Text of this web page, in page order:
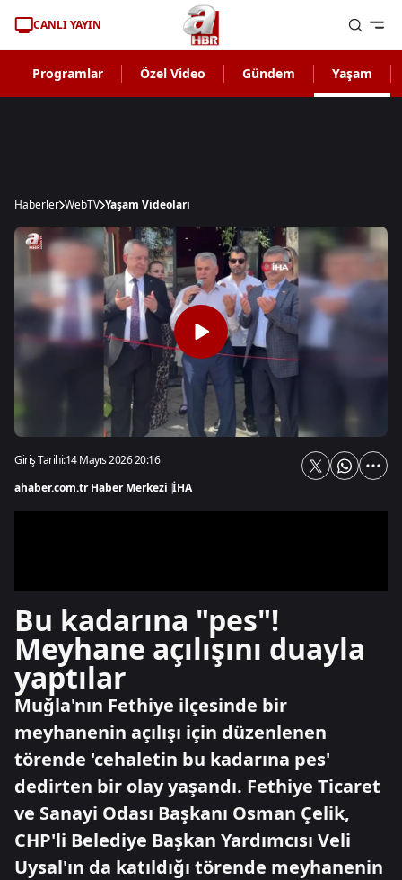
CANLI YAYIN
Programlar Özel Video Gündem Yaşam
Haberler WebTV Yaşam Videoları
Giriş Tarihi:14 Mayıs 2026 20:16
ahaber.com.tr Haber Merkezi |İHA
Bu kadarına "pes"!
Meyhane açılışını duayla
yaptılar
Muğla'nın Fethiye ilçesinde bir
meyhanenin açılışı için düzenlenen
törende 'cehaletin bu kadarına pes'
dedirten bir olay yaşandı. Fethiye Ticaret
ve Sanayi Odası Başkanı Osman Çelik,
CHP'li Belediye Başkan Yardımcısı Veli
Uysal'ın da katıldığı törende meyhanenin